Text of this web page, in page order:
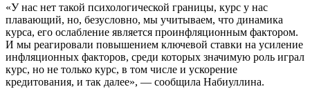
«У нас нет такой психологической границы, курс у нас
плавающий, но, безусловно, мы учитываем, что динамика
курса, его ослабление является проинфляционным фактором.
И мы реагировали повышением ключевой ставки на усиление
инфляционных факторов, среди которых значимую роль играл
курс, но не только курс, в том числе и ускорение
кредитования, и так далее», — сообщила Набиуллина.